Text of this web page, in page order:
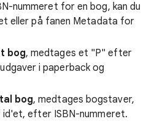
nummeret for en bog, kan du
eller på fanen Metadata for
bog, medtages et "P" efter
i paperback og
bog, medtages bogstaver,
id'et, efter ISBN-nummeret.